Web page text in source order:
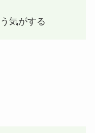
気がする